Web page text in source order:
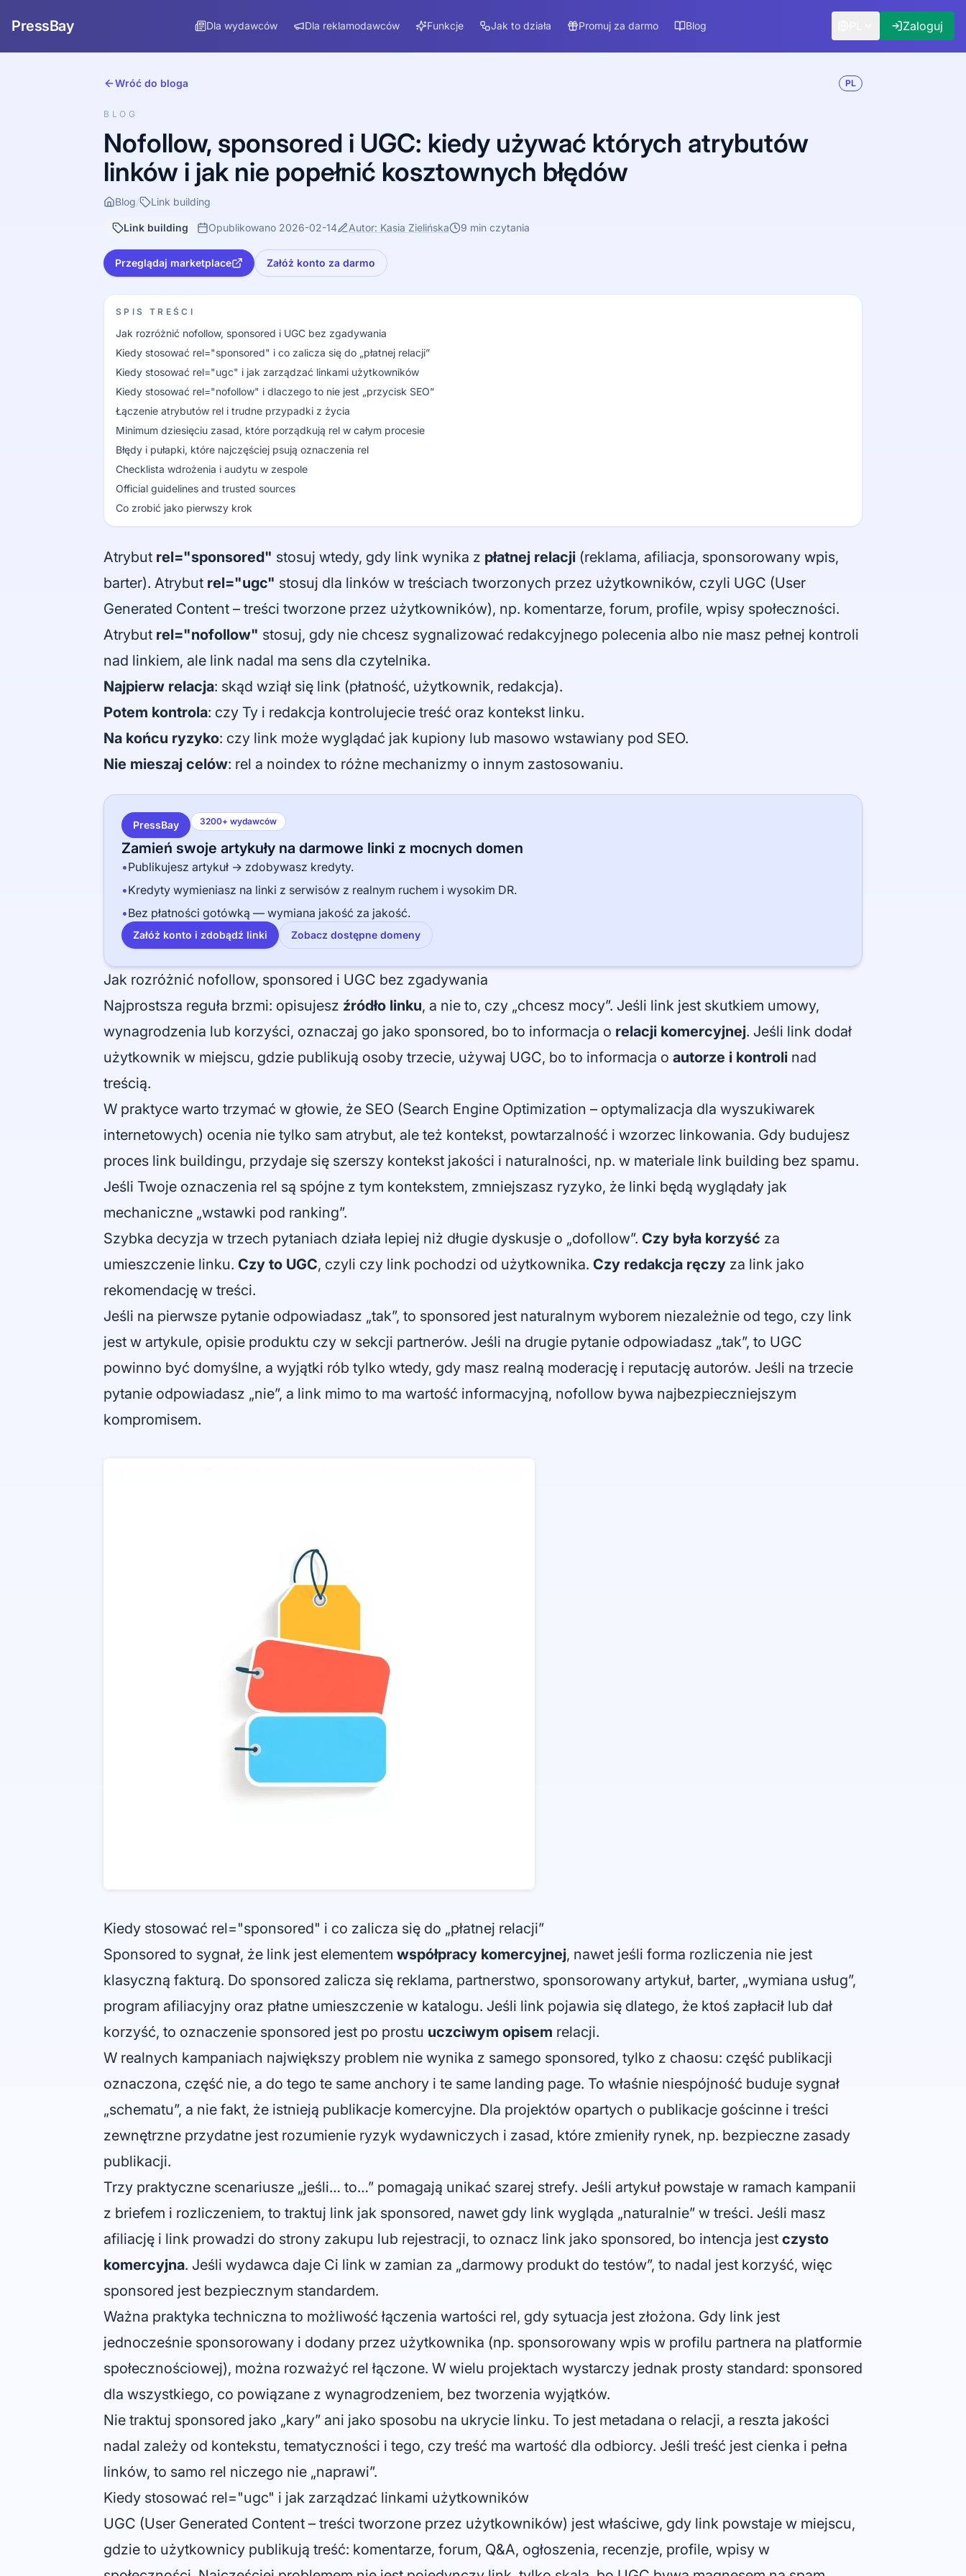
PressBay Dla wydawców Dla reklamodawców Funkcje Jak to działa Promuj za darmo Blog Zaloguj
Wróć do bloga PL
BLOG
Nofollow, sponsored i UGC: kiedy używać których atrybutów
linków i jak nie popełnić kosztownych błędów
Blog/ Link building
Link building Opublikowano 2026-02-14 Autor: Kasia Zielińska 9 min czytania
Przeglądaj marketplace Załóż konto za darmo
SPIS TREŚCI
Jak rozróżnić nofollow, sponsored i UGC bez zgadywania
Kiedy stosować rel="sponsored" i co zalicza się do „płatnej relacji”
Kiedy stosować rel="ugc" i jak zarządzać linkami użytkowników
Kiedy stosować rel="nofollow" i dlaczego to nie jest „przycisk SEO”
Łączenie atrybutów rel i trudne przypadki z życia
Minimum dziesięciu zasad, które porządkują rel w całym procesie
Błędy i pułapki, które najczęściej psują oznaczenia rel
Checklista wdrożenia i audytu w zespole
Official guidelines and trusted sources
Co zrobić jako pierwszy krok
Atrybut rel="sponsored" stosuj wtedy, gdy link wynika z płatnej relacji (reklama, afiliacja, sponsorowany wpis,
barter). Atrybut rel="ugc" stosuj dla linków w treściach tworzonych przez użytkowników, czyli UGC (User
Generated Content – treści tworzone przez użytkowników), np. komentarze, forum, profile, wpisy społeczności.
Atrybut rel="nofollow" stosuj, gdy nie chcesz sygnalizować redakcyjnego polecenia albo nie masz pełnej kontroli
nad linkiem, ale link nadal ma sens dla czytelnika.
Najpierw relacja: skąd wziął się link (płatność, użytkownik, redakcja).
Potem kontrola: czy Ty i redakcja kontrolujecie treść oraz kontekst linku.
Na końcu ryzyko: czy link może wyglądać jak kupiony lub masowo wstawiany pod SEO.
Nie mieszaj celów: rel a noindex to różne mechanizmy o innym zastosowaniu.
PressBay 3200+ wydawców
Zamień swoje artykuły na darmowe linki z mocnych domen
•Publikujesz artykuł → zdobywasz kredyty.
•Kredyty wymieniasz na linki z serwisów z realnym ruchem i wysokim DR.
•Bez płatności gotówką — wymiana jakość za jakość.
Załóż konto i zdobądź linki Zobacz dostępne domeny
Jak rozróżnić nofollow, sponsored i UGC bez zgadywania
Najprostsza reguła brzmi: opisujesz źródło linku, a nie to, czy „chcesz mocy”. Jeśli link jest skutkiem umowy,
wynagrodzenia lub korzyści, oznaczaj go jako sponsored, bo to informacja o relacji komercyjnej. Jeśli link dodał
użytkownik w miejscu, gdzie publikują osoby trzecie, używaj UGC, bo to informacja o autorze i kontroli nad
treścią.
W praktyce warto trzymać w głowie, że SEO (Search Engine Optimization – optymalizacja dla wyszukiwarek
internetowych) ocenia nie tylko sam atrybut, ale też kontekst, powtarzalność i wzorzec linkowania. Gdy budujesz
proces link buildingu, przydaje się szerszy kontekst jakości i naturalności, np. w materiale link building bez spamu.
Jeśli Twoje oznaczenia rel są spójne z tym kontekstem, zmniejszasz ryzyko, że linki będą wyglądały jak
mechaniczne „wstawki pod ranking”.
Szybka decyzja w trzech pytaniach działa lepiej niż długie dyskusje o „dofollow”. Czy była korzyść za
umieszczenie linku. Czy to UGC, czyli czy link pochodzi od użytkownika. Czy redakcja ręczy za link jako
rekomendację w treści.
Jeśli na pierwsze pytanie odpowiadasz „tak”, to sponsored jest naturalnym wyborem niezależnie od tego, czy link
jest w artykule, opisie produktu czy w sekcji partnerów. Jeśli na drugie pytanie odpowiadasz „tak”, to UGC
powinno być domyślne, a wyjątki rób tylko wtedy, gdy masz realną moderację i reputację autorów. Jeśli na trzecie
pytanie odpowiadasz „nie”, a link mimo to ma wartość informacyjną, nofollow bywa najbezpieczniejszym
kompromisem.
Kiedy stosować rel="sponsored" i co zalicza się do „płatnej relacji”
Sponsored to sygnał, że link jest elementem współpracy komercyjnej, nawet jeśli forma rozliczenia nie jest
klasyczną fakturą. Do sponsored zalicza się reklama, partnerstwo, sponsorowany artykuł, barter, „wymiana usług”,
program afiliacyjny oraz płatne umieszczenie w katalogu. Jeśli link pojawia się dlatego, że ktoś zapłacił lub dał
korzyść, to oznaczenie sponsored jest po prostu uczciwym opisem relacji.
W realnych kampaniach największy problem nie wynika z samego sponsored, tylko z chaosu: część publikacji
oznaczona, część nie, a do tego te same anchory i te same landing page. To właśnie niespójność buduje sygnał
„schematu”, a nie fakt, że istnieją publikacje komercyjne. Dla projektów opartych o publikacje gościnne i treści
zewnętrzne przydatne jest rozumienie ryzyk wydawniczych i zasad, które zmieniły rynek, np. bezpieczne zasady
publikacji.
Trzy praktyczne scenariusze „jeśli… to…” pomagają unikać szarej strefy. Jeśli artykuł powstaje w ramach kampanii
z briefem i rozliczeniem, to traktuj link jak sponsored, nawet gdy link wygląda „naturalnie” w treści. Jeśli masz
afiliację i link prowadzi do strony zakupu lub rejestracji, to oznacz link jako sponsored, bo intencja jest czysto
komercyjna. Jeśli wydawca daje Ci link w zamian za „darmowy produkt do testów”, to nadal jest korzyść, więc
sponsored jest bezpiecznym standardem.
Ważna praktyka techniczna to możliwość łączenia wartości rel, gdy sytuacja jest złożona. Gdy link jest
jednocześnie sponsorowany i dodany przez użytkownika (np. sponsorowany wpis w profilu partnera na platformie
społecznościowej), można rozważyć rel łączone. W wielu projektach wystarczy jednak prosty standard: sponsored
dla wszystkiego, co powiązane z wynagrodzeniem, bez tworzenia wyjątków.
Nie traktuj sponsored jako „kary” ani jako sposobu na ukrycie linku. To jest metadana o relacji, a reszta jakości
nadal zależy od kontekstu, tematyczności i tego, czy treść ma wartość dla odbiorcy. Jeśli treść jest cienka i pełna
linków, to samo rel niczego nie „naprawi”.
Kiedy stosować rel="ugc" i jak zarządzać linkami użytkowników
UGC (User Generated Content – treści tworzone przez użytkowników) jest właściwe, gdy link powstaje w miejscu,
gdzie to użytkownicy publikują treść: komentarze, forum, Q&A, ogłoszenia, recenzje, profile, wpisy w